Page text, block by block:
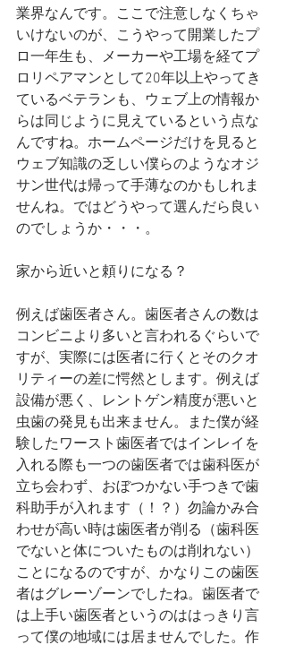
業界なんです。ここで注意しなくちゃ
いけないのが、こうやって開業したプ
ロ一年生も、メーカーや工場を経てプ
ロリペアマンとして20年以上やってき
ているベテランも、ウェブ上の情報か
らは同じように見えているという点な
んですね。ホームページだけを見ると
ウェブ知識の乏しい僕らのようなオジ
サン世代は帰って手薄なのかもしれま
せんね。ではどうやって選んだら良い
のでしょうか・・・。
家から近いと頼りになる？
例えば歯医者さん。歯医者さんの数は
コンビニより多いと言われるぐらいで
すが、実際には医者に行くとそのクオ
リティーの差に愕然とします。例えば
設備が悪く、レントゲン精度が悪いと
虫歯の発見も出来ません。また僕が経
験したワースト歯医者ではインレイを
入れる際も一つの歯医者では歯科医が
立ち会わず、おぼつかない手つきで歯
科助手が入れます（！？）勿論かみ合
わせが高い時は歯医者が削る（歯科医
でないと体についたものは削れない）
ことになるのですが、かなりこの歯医
者はグレーゾーンでしたね。歯医者で
は上手い歯医者というのははっきり言
って僕の地域には居ませんでした。作